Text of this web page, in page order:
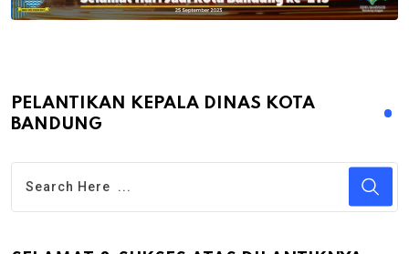
PELANTIKAN KEPALA DINAS KOTA
BANDUNG